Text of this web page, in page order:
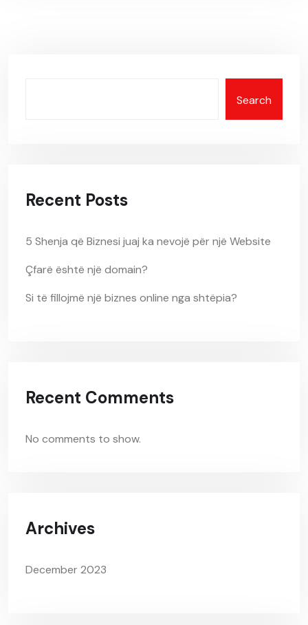
Search
Recent Posts
5 Shenja që Biznesi juaj ka nevojë për një Website
Çfarë është një domain?
Si të fillojmë një biznes online nga shtëpia?
Recent Comments
No comments to show.
Archives
December 2023